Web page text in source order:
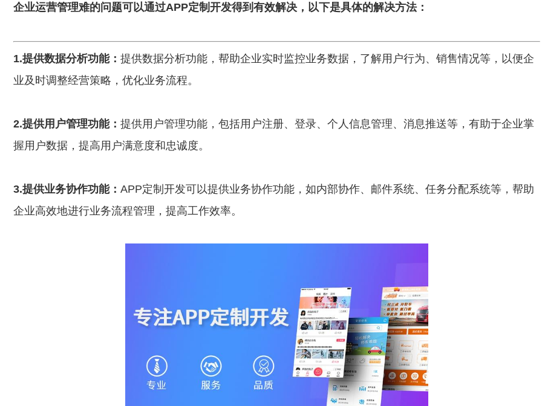
企业运营管理难的问题可以通过APP定制开发得到有效解决，以下是具体的解决方法：
1.提供数据分析功能： 提供数据分析功能，帮助企业实时监控业务数据，了解用户行为、销售情况等，以便企
业及时调整经营策略，优化业务流程。
2.提供用户管理功能： 提供用户管理功能，包括用户注册、登录、个人信息管理、消息推送等，有助于企业掌
握用户数据，提高用户满意度和忠诚度。
3.提供业务协作功能： APP定制开发可以提供业务协作功能，如内部协作、邮件系统、任务分配系统等，帮助
企业高效地进行业务流程管理，提高工作效率。